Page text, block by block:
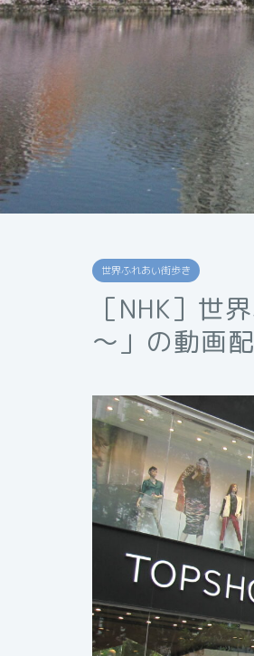
世界ふれあい街歩き
［NHK］世
～」の動画